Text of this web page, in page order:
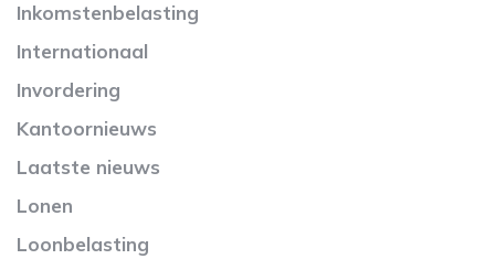
Inkomstenbelasting
Internationaal
Invordering
Kantoornieuws
Laatste nieuws
Lonen
Loonbelasting